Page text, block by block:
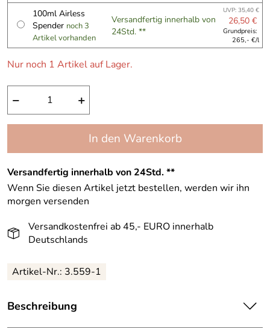
100ml Airless
Spender noch 3
Artikel vorhanden
Versandfertig innerhalb von
24Std. **
UVP: 35,40 €
26,50 €
Grundpreis:
265,- €/l
Nur noch 1 Artikel auf Lager.
− +
In den Warenkorb
Versandfertig innerhalb von 24Std. **
Wenn Sie diesen Artikel jetzt bestellen, werden wir ihn
morgen versenden
Versandkostenfrei ab 45,- EURO innerhalb
Deutschlands
Artikel-Nr.: 3.559-1
Beschreibung